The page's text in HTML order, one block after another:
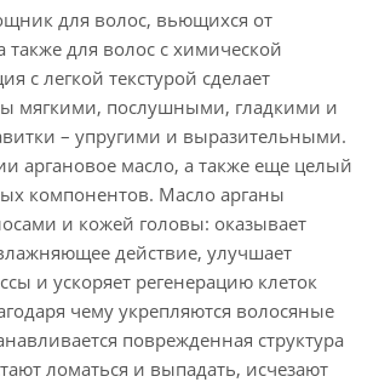
для волос, вьющихся от
для волос с химической
с легкой текстурой сделает
мягкими, послушными, гладкими и
– упругими и выразительными.
аргановое масло, а также еще целый
компонентов. Масло арганы
и кожей головы: оказывает
действие, улучшает
и ускоряет регенерацию клеток
чему укрепляются волосяные
поврежденная структура
ломаться и выпадать, исчезают